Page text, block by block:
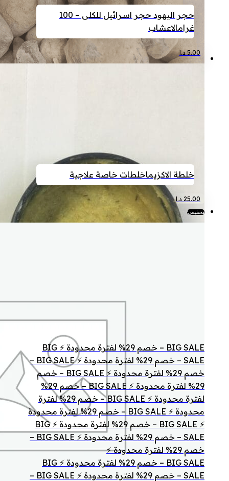
حجر اليهود حجر اسرائيل للكلى – 100
غرامالاعشاب
5.00 د.ا
خلطة الاكزيماخلطات خاصة علاجية
25.00 د.ا
تخفيض!
BIG SALE – خصم 29% لفترة محدودة ⚡ BIG
SALE – خصم 29% لفترة محدودة ⚡ BIG SALE –
خصم 29% لفترة محدودة ⚡ BIG SALE – خصم
29% لفترة محدودة ⚡ BIG SALE – خصم 29%
لفترة محدودة ⚡ BIG SALE – خصم 29% لفترة
محدودة ⚡ BIG SALE – خصم 29% لفترة محدودة
⚡ BIG SALE – خصم 29% لفترة محدودة ⚡ BIG
SALE – خصم 29% لفترة محدودة ⚡ BIG SALE –
خصم 29% لفترة محدودة ⚡
BIG SALE – خصم 29% لفترة محدودة ⚡ BIG
SALE – خصم 29% لفترة محدودة ⚡ BIG SALE –